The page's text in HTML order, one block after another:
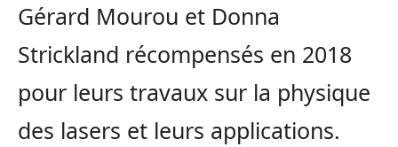
Gérard Mourou et Donna
Strickland récompensés en 2018
pour leurs travaux sur la physique
des lasers et leurs applications.